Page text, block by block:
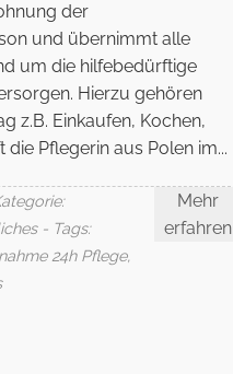
der
und übernimmt alle
um die hilfebedürftige
Hierzu gehören
z.B. Einkaufen, Kochen,
Pflegerin aus Polen im...
- Tags:
24h Pflege,
Mehr
erfahren